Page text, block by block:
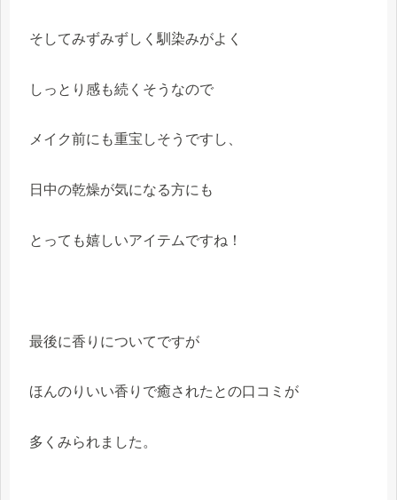
そしてみずみずしく馴染みがよく
しっとり感も続くそうなので
メイク前にも重宝しそうですし、
日中の乾燥が気になる方にも
とっても嬉しいアイテムですね！
最後に香りについてですが
ほんのりいい香りで癒されたとの口コミが
多くみられました。